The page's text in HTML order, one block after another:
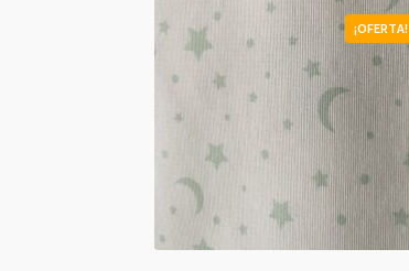
¡OFERTA!